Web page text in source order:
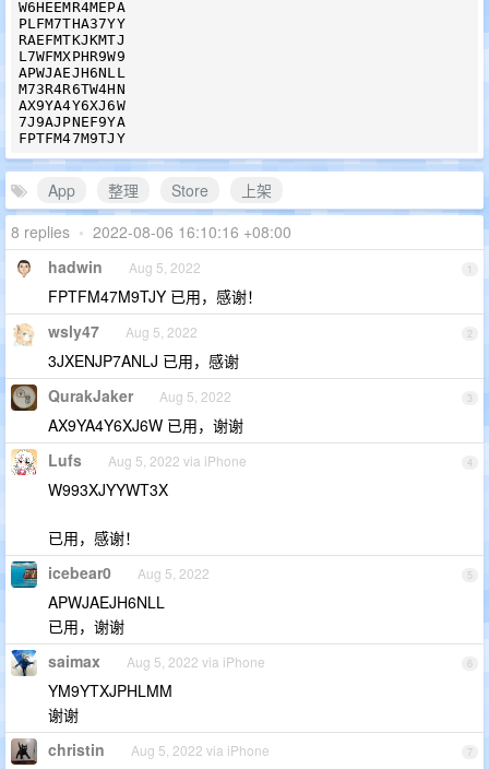
W6HEEMR4MEPA
PLFM7THA37YY
RAEFMTKJKMTJ
L7WFMXPHR9W9
APWJAEJH6NLL
M73R4R6TW4HN
AX9YA4Y6XJ6W
7J9AJPNEF9YA
FPTFM47M9TJY
App 整理 Store
上架
8 replies • 2022-08-06 16:10:16 +08:00
1
hadwin Aug 5, 2022
FPTFM47M9TJY 已用，感谢！
2
wsly47 Aug 5, 2022
3JXENJP7ANLJ 已用，感谢
3
QurakJaker Aug 5, 2022
AX9YA4Y6XJ6W 已用，谢谢
4
Lufs Aug 5, 2022 via iPhone
W993XJYYWT3X
已用，感谢！
5
icebear0 Aug 5, 2022
APWJAEJH6NLL
已用，谢谢
6
saimax Aug 5, 2022 via iPhone
YM9YTXJPHLMM
谢谢
7
christin Aug 5, 2022 via iPhone